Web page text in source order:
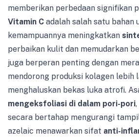
memberikan perbedaan signifikan
Vitamin C adalah salah satu bahan
kemampuannya meningkatkan
perbaikan kulit dan memudarkan
juga berperan penting dengan
mendorong produksi kolagen lebih
menghaluskan bekas luka atrofi.
mengeksfoliasi di dalam pori-pori
secara bertahap mengurangi
azelaic menawarkan sifat anti-